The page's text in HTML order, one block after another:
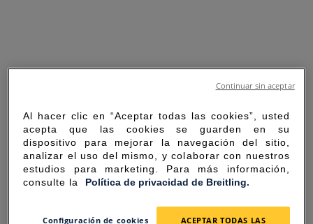
SORRY FOR THE
Al hacer clic en “Aceptar todas las cookies”, usted
acepta que las cookies se guarden en su
dispositivo para mejorar la navegación del sitio,
analizar el uso del mismo, y colaborar con nuestros
estudios para marketing. Para más información,
consulte la Política de privacidad de Breitling.
Configuración de cookies
ACEPTAR TODAS LAS
Continuar sin aceptar